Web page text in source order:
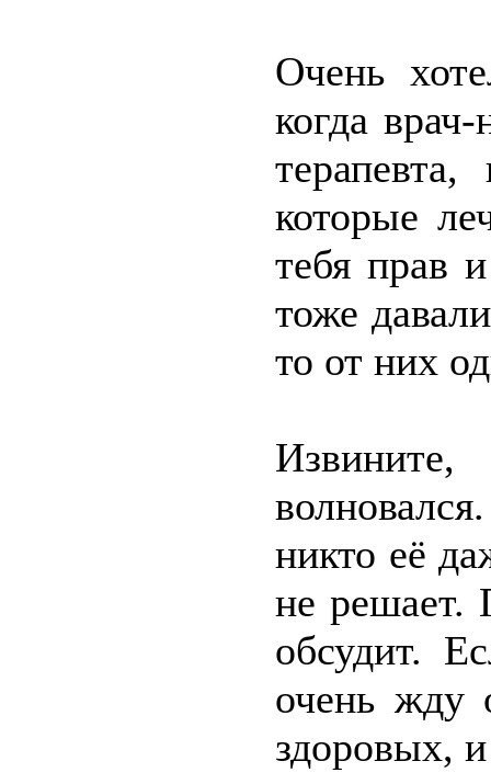
Очень
когда
которые
тебя прав
тоже
то от них
никто её
не решает.
обсудит.
очень жду
здоровых,